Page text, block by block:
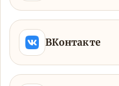
ВКонтакте